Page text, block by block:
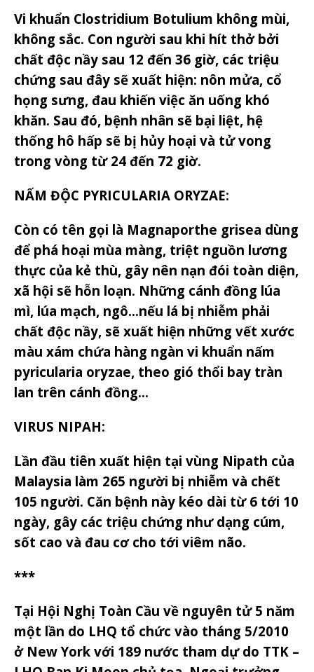
Vi khuẩn Clostridium Botulium không mùi,
không sắc. Con người sau khi hít thở bởi
chất độc nầy sau 12 đến 36 giờ, các triệu
chứng sau đây sẽ xuất hiện: nôn mửa, cổ
họng sưng, đau khiến việc ăn uống khó
khăn. Sau đó, bệnh nhân sẽ bại liệt, hệ
thống hô hấp sẽ bị hủy hoại và tử vong
trong vòng từ 24 đến 72 giờ.
NẤM ĐỘC PYRICULARIA ORYZAE:
Còn có tên gọi là Magnaporthe grisea dùng
để phá hoại mùa màng, triệt nguồn lương
thực của kẻ thù, gây nên nạn đói toàn diện,
xã hội sẽ hỗn loạn. Những cánh đồng lúa
mì, lúa mạch, ngô…nếu lá bị nhiễm phải
chất độc nầy, sẽ xuất hiện những vết xước
màu xám chứa hàng ngàn vi khuẩn nấm
pyricularia oryzae, theo gió thổi bay tràn
lan trên cánh đồng…
VIRUS NIPAH:
Lần đầu tiên xuất hiện tại vùng Nipath của
Malaysia làm 265 người bị nhiễm và chết
105 người. Căn bệnh này kéo dài từ 6 tới 10
ngày, gây các triệu chứng như dạng cúm,
sốt cao và đau cơ cho tới viêm não.
***
Tại Hội Nghị Toàn Cầu về nguyên tử 5 năm
một lần do LHQ tổ chức vào tháng 5/2010
ở New York với 189 nước tham dự do TTK –